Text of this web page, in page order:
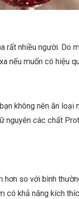
nhiều người. Do
nếu muốn có hiệu
không nên ăn loại
nguyên các chất
hơn so với bình
có khả năng kích